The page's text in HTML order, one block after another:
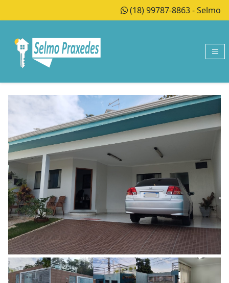
(18) 99787-8863 - Selmo